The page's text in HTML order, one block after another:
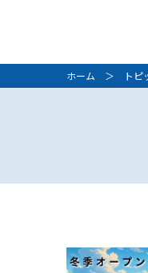
ホーム ＞ トピ